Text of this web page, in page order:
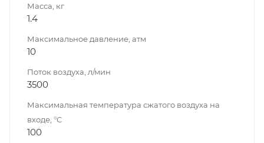
Масса, кг
1.4
Максимальное давление, атм
10
Поток воздуха, л/мин
3500
Максимальная температура сжатого воздуха на
входе, °C
100